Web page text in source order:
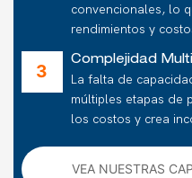
convencionales, lo
rendimientos y
Complejidad
La falta de
múltiples etapas de
los costos y crea
VEA NUESTRAS